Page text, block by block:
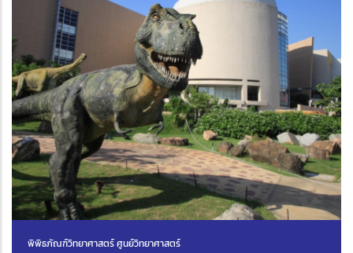
พิพิธภัณฑ์วิทยาศาสตร์ ศูนย์วิทยาศาสตร์